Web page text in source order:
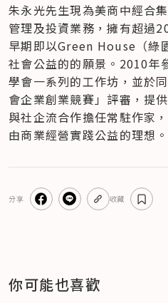
朱永光先生現為美商中經合
管理及投資業務，擁有超過
早期即以Green House（綠
社會公益的的願景。2010年
學會一系列的工作坊，並於
會企業創業競賽」評審，提
與社企流合作擔任常駐作家
由商業經營實踐公益的理想。
分享 收藏
你可能也喜歡